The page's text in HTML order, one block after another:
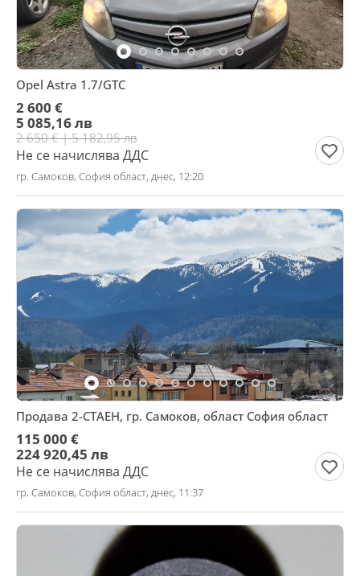
Opel Astra 1.7/GTC
2 600 €
5 085,16 лв
2 650 € | 5 182,95 лв
Не се начислява ДДС
гр. Самоков, София област, днес, 12:20
Продава 2-СТАЕН, гр. Самоков, област София област
115 000 €
224 920,45 лв
Не се начислява ДДС
гр. Самоков, София област, днес, 11:37